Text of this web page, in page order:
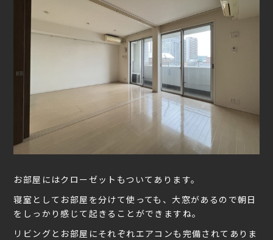
お部屋にはクローゼットもついてあります。
寝室としてお部屋を分けて使っても、大窓があるので朝日
をしっかり感じて起きることができますね。
リビングとお部屋にそれぞれエアコンも完備されてありま